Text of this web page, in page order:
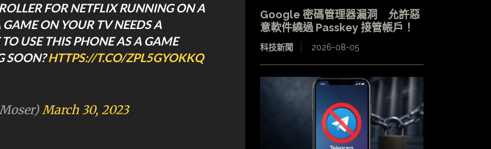
FOR NETFLIX RUNNING ON A
ON YOUR TV NEEDS A
USE THIS PHONE AS A GAME
SOON?HTTPS://T.CO/ZPL5GYOKKQ
March 30, 2023
Google 密碼管理器漏洞 允許惡
意軟件繞過 Passkey 接管帳戶！
科技新聞 2026-08-05